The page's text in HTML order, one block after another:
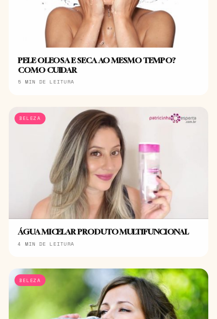
PELE OLEOSA E SECA AO MESMO TEMPO?
COMO CUIDAR
5 MIN DE LEITURA
BELEZA
ÁGUA MICELAR PRODUTO MULTIFUNCIONAL
4 MIN DE LEITURA
BELEZA